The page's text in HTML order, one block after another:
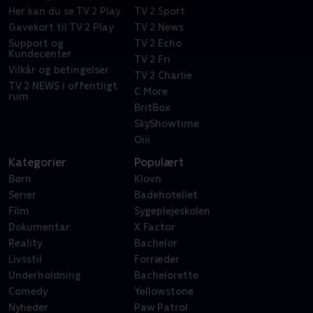
Her kan du se TV 2 Play
Gavekort til TV 2 Play
Support og
Kundecenter
Vilkår og betingelser
TV 2 NEWS i offentligt
rum
TV 2 Sport
TV 2 News
TV 2 Echo
TV 2 Fri
TV 2 Charlie
C More
BritBox
SkyShowtime
Oiii
Kategorier
Børn
Serier
Film
Dokumentar
Reality
Livsstil
Underholdning
Comedy
Nyheder
Populært
Klovn
Badehotellet
Sygeplejeskolen
X Factor
Bachelor
Forræder
Bachelorette
Yellowstone
Paw Patrol